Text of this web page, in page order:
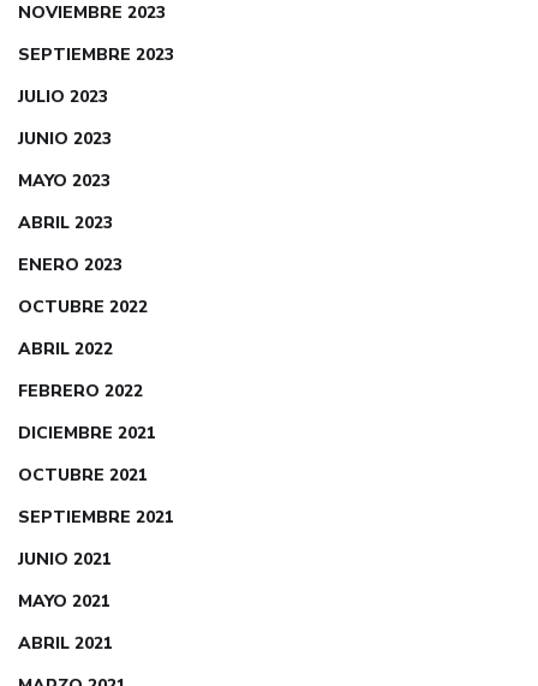
NOVIEMBRE 2023
SEPTIEMBRE 2023
JULIO 2023
JUNIO 2023
MAYO 2023
ABRIL 2023
ENERO 2023
OCTUBRE 2022
ABRIL 2022
FEBRERO 2022
DICIEMBRE 2021
OCTUBRE 2021
SEPTIEMBRE 2021
JUNIO 2021
MAYO 2021
ABRIL 2021